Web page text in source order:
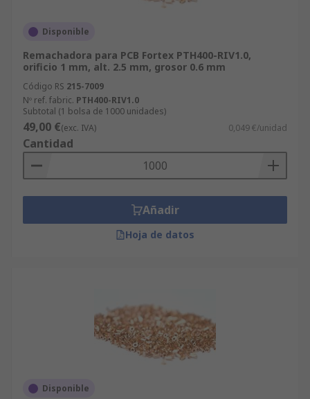
Disponible
Remachadora para PCB Fortex PTH400-RIV1.0,
orificio 1 mm, alt. 2.5 mm, grosor 0.6 mm
Código RS 215-7009
Nº ref. fabric. PTH400-RIV1.0
Subtotal (1 bolsa de 1000 unidades)
49,00 €(exc. IVA) 0,049 €/unidad
Cantidad
Añadir
Hoja de datos
Disponible